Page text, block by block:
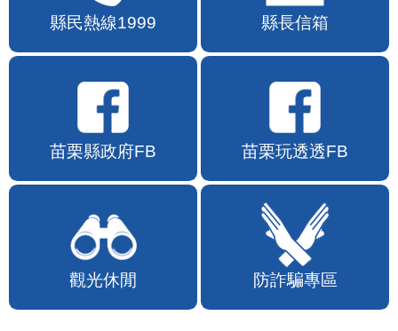
縣民熱線1999 縣長信箱
苗栗縣政府FB 苗栗玩透透FB
觀光休閒 防詐騙專區